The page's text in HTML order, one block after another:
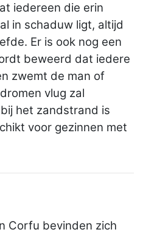
iedereen die erin
in schaduw ligt, altijd
Er is ook nog een
beweerd dat iedere
zwemt de man of
vlug zal
het zandstrand is
voor gezinnen met
Corfu bevinden zich